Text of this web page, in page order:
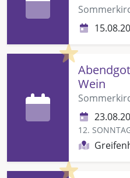
Highlight
Wein
12.
Highlight